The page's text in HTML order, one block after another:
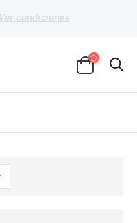
Ver condiciones